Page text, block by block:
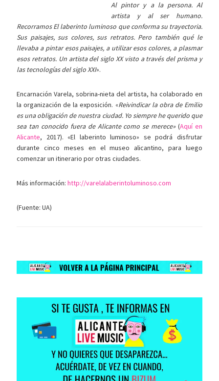
Al pintor y a la persona. Al
artista y al ser humano.
Recorramos El laberinto luminoso que conforma su trayectoria.
Sus paisajes, sus colores, sus retratos. Pero también qué le
llevaba a pintar esos paisajes, a utilizar esos colores, a plasmar
esos retratos. Un artista del siglo XX visto a través del prisma y
las tecnologías del siglo XXI».
Encarnación Varela, sobrina-nieta del artista, ha colaborado en
la organización de la exposición. «Reivindicar la obra de Emilio
es una obligación de nuestra ciudad. Yo siempre he querido que
sea tan conocido fuera de Alicante como se merece»(Aquí en
Alicante, 2017). «El laberinto luminoso» se podrá disfrutar
durante cinco meses en el museo alicantino, para luego
comenzar un itinerario por otras ciudades.
Más información:http://varelalaberintoluminoso.com
(Fuente: UA)